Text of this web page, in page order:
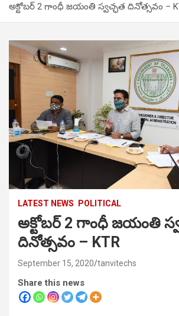
అక్టోబర్ 2 గాంధీ జయంతి స్వచ్ఛత దినోత్సవం –
LATEST NEWS POLITICAL
అక్టోబర్ 2 గాంధీ జయంతి
దినోత్సవం – KTR
September 15, 2020 tanvitechs
Share this news